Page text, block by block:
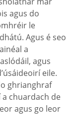
agus do
le
Agus é seo
a
agus
eile.
ghrianghraf
chuardach de
agus go leor